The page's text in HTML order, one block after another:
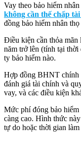
Vay theo bảo hiểm
không cần thế chấp tài
đồng bảo hiểm nhân
Điều kiện cần thỏa
năm trở lên (tính tại
ty bảo hiểm nào.
Hợp đồng BHNT chính
đánh giá tài chính và
vay, và các điều kiện
Mức phí đóng bảo
càng cao. Hình thức
tự do hoặc thời gian